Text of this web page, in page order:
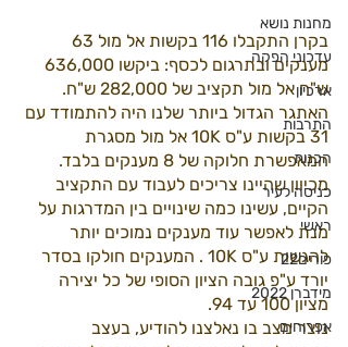
מחנות נושא
עדכוני הפקה
ארכיון
התרבות
הכנות
כניסה לעיר
ראשי
פורים22
מידברן 2022
אפרוחים
ש"ח אל מול תקציב של 282,000 ש"ח.
האתגר הגדול ביותר שלנו היה להתמודד עם
31 בקשות ע"ס 10K אל מול מסגרת
המאפשרת חלוקה של 8 מענקים בלבד.
מכיוון שהיינו צריכים לעבוד עם התקציב
הקיים, עשינו כמה שינויים בין המדרגות על
מנת לאפשר עוד מענקים נמוכים יותר
להגשות ע"ס 10K . המענקים חולקו בסדר
יורד ע"פ גובה הציון הסופי של כל יצירה
מציון 100 עד 94.
נוצר מצב בו נאלצנו להודיע, בעצב